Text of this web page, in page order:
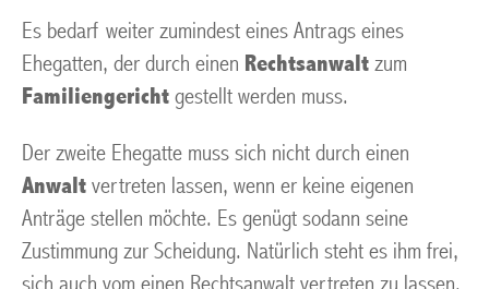
Es bedarf weiter zumindest eines Antrags eines
Ehegatten, der durch einen Rechtsanwalt zum
Familiengericht gestellt werden muss.
Der zweite Ehegatte muss sich nicht durch einen
Anwalt vertreten lassen, wenn er keine eigenen
Anträge stellen möchte. Es genügt sodann seine
Zustimmung zur Scheidung. Natürlich steht es ihm frei,